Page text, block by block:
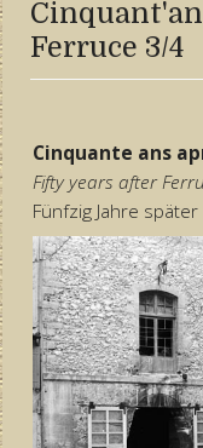
Ferruce 3/4
Cinquante ans
Fifty years after
Fünfzig Jahre